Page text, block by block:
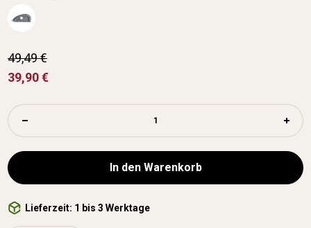
49,49 €
39,90 €
In den Warenkorb
Lieferzeit: 1 bis 3 Werktage